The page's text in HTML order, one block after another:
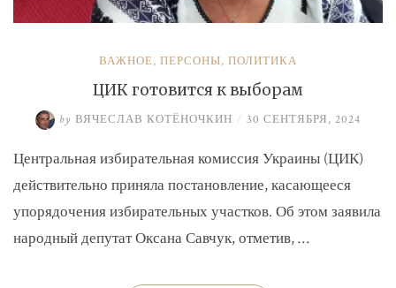
ВАЖНОЕ, ПЕРСОНЫ, ПОЛИТИКА
ЦИК готовится к выборам
by ВЯЧЕСЛАВ КОТЁНОЧКИН / 30 СЕНТЯБРЯ, 2024
Центральная избирательная комиссия Украины (ЦИК)
действительно приняла постановление, касающееся
упорядочения избирательных участков. Об этом заявила
народный депутат Оксана Савчук, отметив, …